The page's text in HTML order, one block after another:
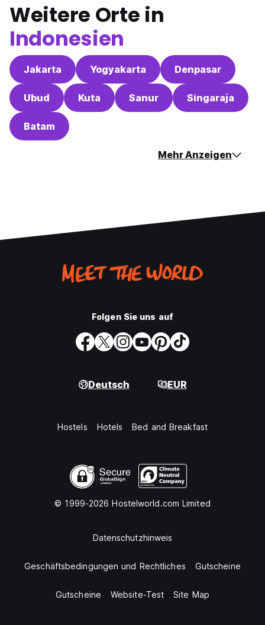
Weitere Orte in
Indonesien
Jakarta Yogyakarta Denpasar
Ubud Kuta Sanur Singaraja
Batam
Mehr Anzeigen
Folgen Sie uns auf
Deutsch EUR
Hostels Hotels Bed and Breakfast
© 1999-2026 Hostelworld.com Limited
Datenschutzhinweis
Geschäftsbedingungen und Rechtliches Gutscheine
Gutscheine Website-Test Site Map